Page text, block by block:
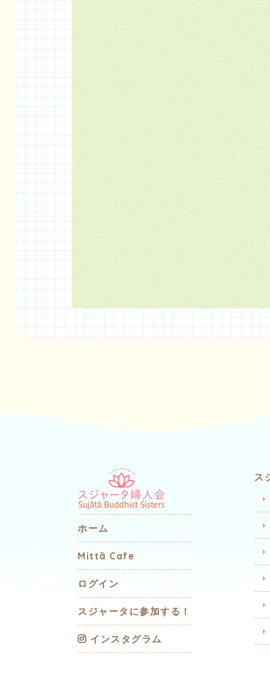
ホーム
Mittā Cafe
ログイン
スジャータに参加する！
インスタグラム
ス